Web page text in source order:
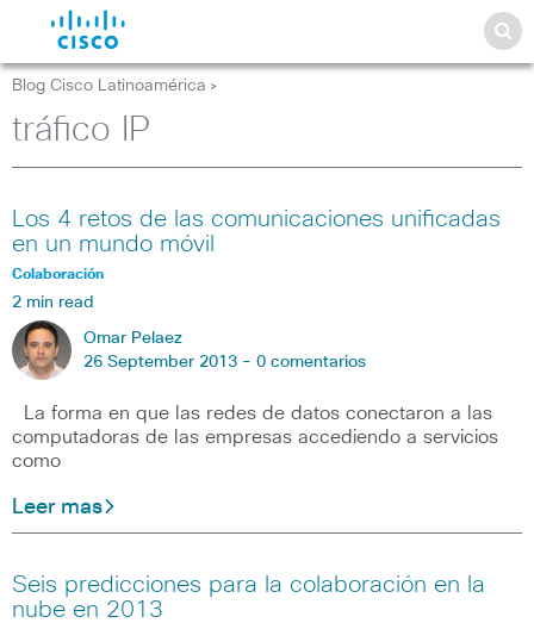
Blog Cisco Latinoamérica >
tráfico IP
Los 4 retos de las comunicaciones unificadas
en un mundo móvil
Colaboración
2 min read
Omar Pelaez
26 September 2013 - 0 comentarios
La forma en que las redes de datos conectaron a las
computadoras de las empresas accediendo a servicios
como
Leer mas
Seis predicciones para la colaboración en la
nube en 2013